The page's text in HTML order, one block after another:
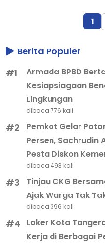
1
Berita Populer
#1
Armada BPBD
Kesiapsiagaan
Lingkungan
dibaca 776 kali
#2
Pemkot Gelar
Persen, Sachrudin
Pesta Diskon
dibaca 493 kali
#3
Tinjau CKG
Ajak Warga Tak
dibaca 396 kali
#4
Loker Kota
Kerja di Berbagai